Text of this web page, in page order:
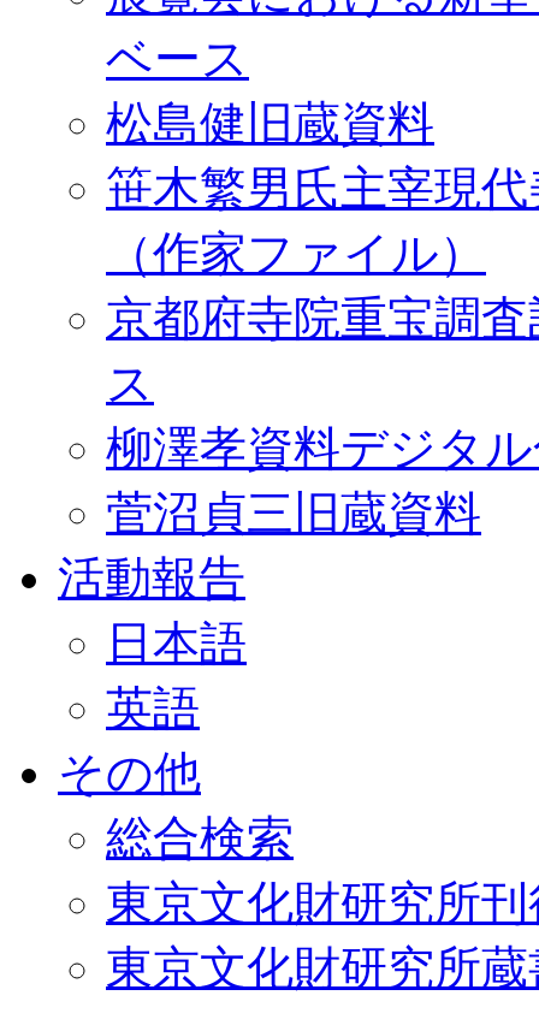
ベース
松島健旧蔵資料
笹木繁男氏主宰現
（作家ファイル）
京都府寺院重宝調
ス
柳澤孝資料デジタ
菅沼貞三旧蔵資料
活動報告
日本語
英語
その他
総合検索
東京文化財研究所
東京文化財研究所